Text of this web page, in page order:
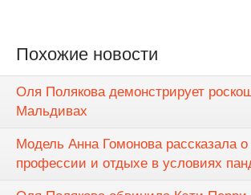
Похожие новости
Оля Полякова демонстрирует
Мальдивах
Модель Анна Гомонова рассказала о
профессии и отдыхе в условиях